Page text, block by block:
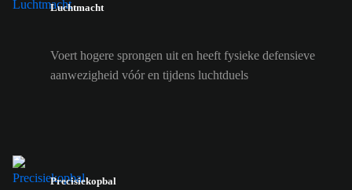
Luchtmacht
Voert hogere sprongen uit en heeft fysieke defensieve
aanwezigheid vóór en tijdens luchtduels
Precisiekopbal